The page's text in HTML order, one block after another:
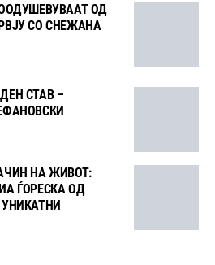
ОД
СО СНЕЖАНА
СТАВ –
НА ЖИВОТ:
ЃОРЕСКА ОД